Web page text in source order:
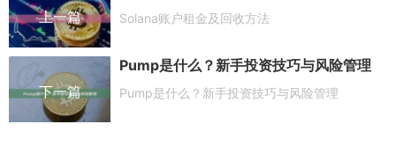
上一篇 Solana账户租金及回收方法
下一篇
Pump是什么？新手投资技巧与风险管理
Pump是什么？新手投资技巧与风险管理